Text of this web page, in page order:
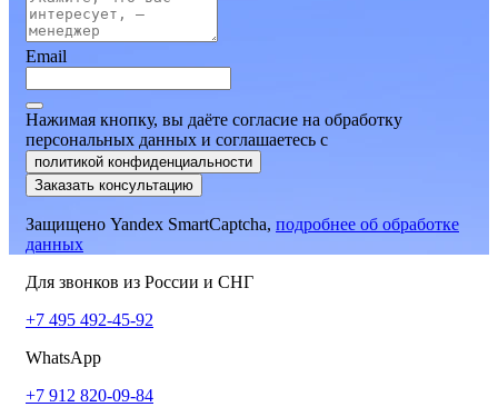
Email
Нажимая кнопку, вы даёте согласие на обработку
персональных данных и соглашаетесь c
политикой конфиденциальности
Заказать консультацию
Защищено Yandex SmartCaptcha, подробнее об обработке
данных
Для звонков из России и СНГ
+7 495 492-45-92
WhatsApp
+7 912 820-09-84